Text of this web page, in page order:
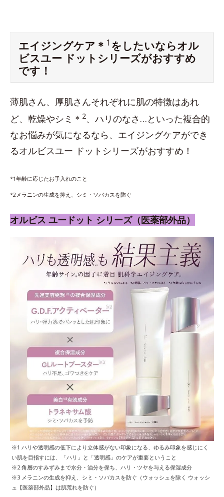
エイジングケア＊ 1 をしたいならオル
ビスユー ドットシリーズがおすすめ
です！
薄肌さん、厚肌さんそれぞれに肌の特徴はあれ
ど、乾燥やシミ＊ 2、ハリのなさ…といった複合的
なお悩みが気になるなら、エイジングケアができ
るオルビスユー ドットシリーズがおすすめ！
*1年齢に応じたお手入れのこと
*2メラニンの生成を抑え、シミ・ソバカスを防ぐ
オルビス ユードット シリーズ（医薬部外品）
※1 ハリや透明感の低下により立体感がない印象になる、ゆるみ印象を感じにく
い肌を目指すには、「ハリ」と「透明感」のケアが重要ということ
※2 角層のすみずみまで水分・油分を保ち、ハリ・ツヤを与える保湿成分
※3 メラニンの生成を抑え、シミ・ソバカスを防ぐ（ウォッシュを除く ウォッシ
ュ【医薬部外品】は肌荒れを防ぐ）